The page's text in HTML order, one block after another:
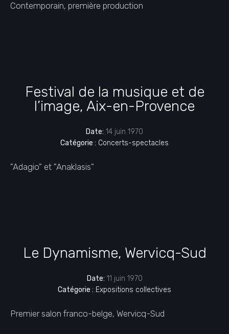
Contemporain, première production
Festival de la musique et de
l’image, Aix-en-Provence
Date: 14 juin 1970
Catégorie : Concerts-spectacles
"Adagio" et "Anaklasis"
Le Dynamisme, Wervicq-Sud
Date: 11 juin 1970
Catégorie : Expositions collectives
Premier salon franco-belge, Wervicq-Sud